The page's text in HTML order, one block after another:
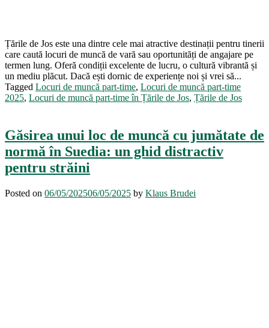
Țările de Jos este una dintre cele mai atractive destinații pentru tinerii
care caută locuri de muncă de vară sau oportunități de angajare pe
termen lung. Oferă condiții excelente de lucru, o cultură vibrantă și
un mediu plăcut. Dacă ești dornic de experiențe noi și vrei să...
Tagged Locuri de muncă part-time, Locuri de muncă part-time
2025, Locuri de muncă part-time în Țările de Jos, Țările de Jos
Găsirea unui loc de muncă cu jumătate de
normă în Suedia: un ghid distractiv
pentru străini
Posted on 06/05/202506/05/2025 by Klaus Brudei